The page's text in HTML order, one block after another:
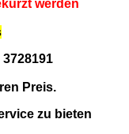
werden
3728191
Preis.
zu bieten